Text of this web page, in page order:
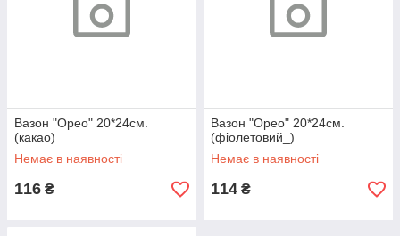
Вазон "Орео" 20*24см.
(какао)
Немає в наявності
116 ₴
Вазон "Орео" 20*24см.
(фіолетовий_)
Немає в наявності
114 ₴